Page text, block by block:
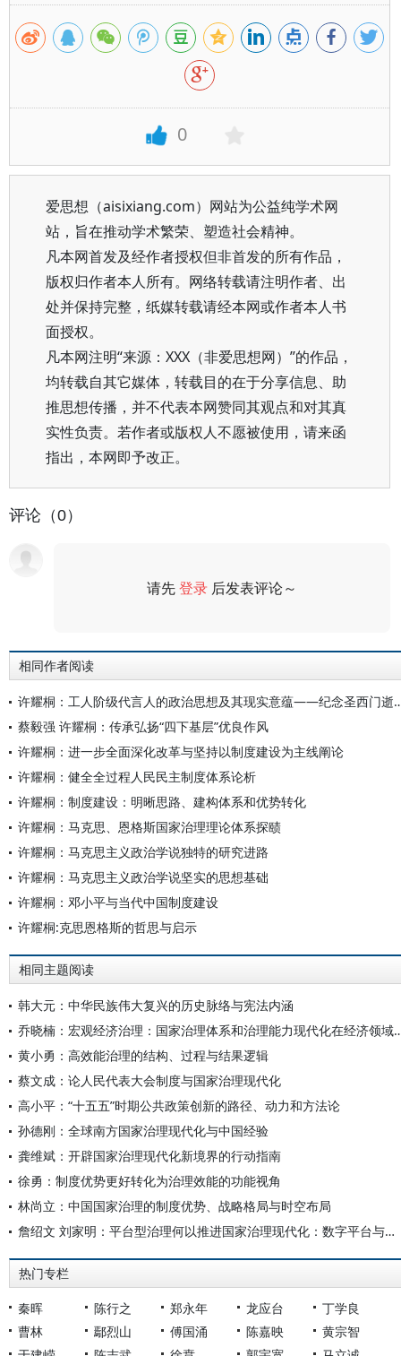
0
爱思想（aisixiang.com）网站为公益纯学术网
站，旨在推动学术繁荣、塑造社会精神。
凡本网首发及经作者授权但非首发的所有作品，
版权归作者本人所有。网络转载请注明作者、出
处并保持完整，纸媒转载请经本网或作者本人书
面授权。
凡本网注明“来源：XXX（非爱思想网）”的作品，
均转载自其它媒体，转载目的在于分享信息、助
推思想传播，并不代表本网赞同其观点和对其真
实性负责。若作者或版权人不愿被使用，请来函
指出，本网即予改正。
评论（0）
请先登录 后发表评论～
相同作者阅读
许耀桐：工人阶级代言人的政
蔡毅强 许耀桐：传承弘扬“四下基层”优良作风
许耀桐：进一步全面深化改革与坚持以制度建设为主线阐论
许耀桐：健全全过程人民民主制度体系论析
许耀桐：制度建设：明晰思路、建构体系和优势转化
许耀桐：马克思、恩格斯国家治理理论体系探赜
许耀桐：马克思主义政治学说独特的研究进路
许耀桐：马克思主义政治学说坚实的思想基础
许耀桐：邓小平与当代中国制度建设
许耀桐:克思恩格斯的哲思与启示
相同主题阅读
韩大元：中华民族伟大复兴的历史脉络与宪法内涵
乔晓楠：宏观经济治理：国家治
黄小勇：高效能治理的结构、过程与结果逻辑
蔡文成：论人民代表大会制度与国家治理现代化
高小平：“十五五”时期公共政策创新的路径、动力和方法论
孙德刚：全球南方国家治理现代化与中国经验
龚维斌：开辟国家治理现代化新境界的行动指南
徐勇：制度优势更好转化为治理效能的功能视角
林尚立：中国国家治理的制度优势、战略格局与时空布局
詹绍文 刘家明：平台型治理何以推进国家治理现代化：数字平台与多边平台融合的视角
热门专栏
秦晖 陈行之 郑永年 龙应台
丁学良
曹林
鄢烈山 傅国涌 陈嘉映
黄宗智